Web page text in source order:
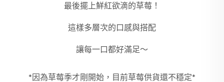
最後擺上鮮紅欲滴的草莓！
這樣多層次的口感與搭配
讓每一口都好滿足～
*因為草莓季才剛開始，目前草莓供貨還不穩定*